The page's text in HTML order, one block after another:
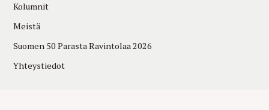
Kolumnit
Meistä
Suomen 50 Parasta Ravintolaa 2026
Yhteystiedot